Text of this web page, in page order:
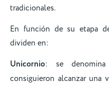
tradicionales.
En función de su etapa
dividen en:
Unicornio: se
consiguieron alcanzar una